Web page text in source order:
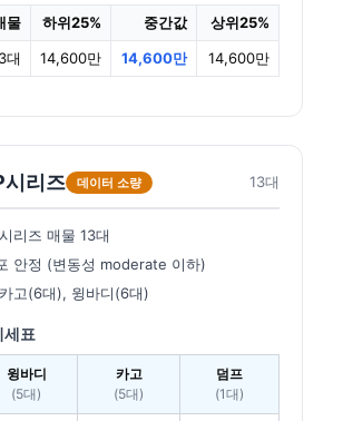
물 하위25% 중간값
상위25%
대 14,600만 14,600만 14,600만
시리즈 데이터 소량 13대
리즈 매물 13대
안정 (변동성 moderate 이하)
고(6대), 윙바디(6대)
세표
윙바디
(5대)
카고
(5대)
덤프
(1대)